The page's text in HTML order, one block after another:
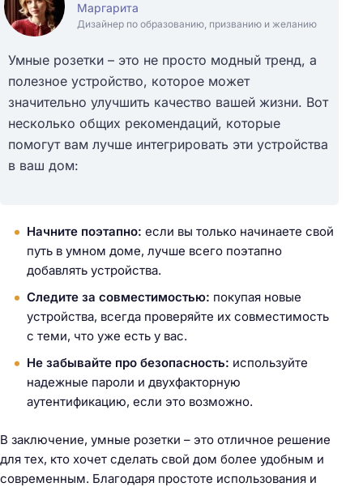
Маргарита
Дизайнер по образованию, призванию и желанию
Умные розетки – это не просто модный тренд, а
полезное устройство, которое может
значительно улучшить качество вашей жизни. Вот
несколько общих рекомендаций, которые
помогут вам лучше интегрировать эти устройства
в ваш дом:
Начните поэтапно: если вы только начинаете свой
путь в умном доме, лучше всего поэтапно
добавлять устройства.
Следите за совместимостью: покупая новые
устройства, всегда проверяйте их совместимость
с теми, что уже есть у вас.
Не забывайте про безопасность: используйте
надежные пароли и двухфакторную
аутентификацию, если это возможно.
В заключение, умные розетки – это отличное решение
для тех, кто хочет сделать свой дом более удобным и
современным. Благодаря простоте использования и
Н
а
и
: